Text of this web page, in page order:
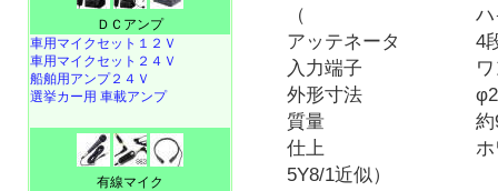
（ ハイインピ
アッテネータ 4
入力端子 ワン
外形寸法 φ230
質量 約
仕上 ホワイト系
5Y8/1近似）
ＤＣアンプ
車用マイクセット１２Ｖ
車用マイクセット２４Ｖ
船舶用アンプ２４Ｖ
選挙カー用 車載アンプ
有線マイク